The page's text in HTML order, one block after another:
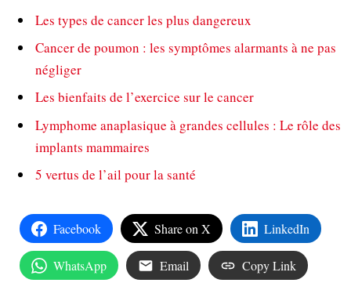
Les types de cancer les plus dangereux
Cancer de poumon : les symptômes alarmants à ne pas
négliger
Les bienfaits de l’exercice sur le cancer
Lymphome anaplasique à grandes cellules : Le rôle des
implants mammaires
5 vertus de l’ail pour la santé
Facebook Share on X LinkedIn
WhatsApp Email Copy Link